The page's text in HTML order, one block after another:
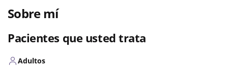
Sobre mí
Pacientes que usted trata
Adultos